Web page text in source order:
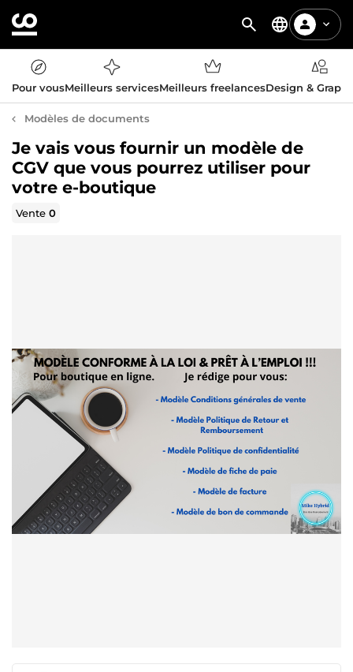
Pour vousMeilleurs servicesMeilleurs freelancesDesign &
Modèles de documents
Je vais vous fournir un modèle de
CGV que vous pourrez utiliser pour
votre e-boutique
Vente0